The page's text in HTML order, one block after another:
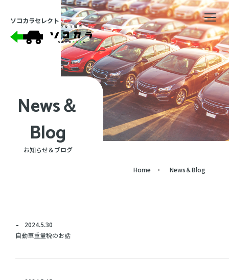
ソコカラセレクト
News＆
Blog
お知らせ＆ブログ
Home News＆Blog
2024.5.30
自動車重量税のお話